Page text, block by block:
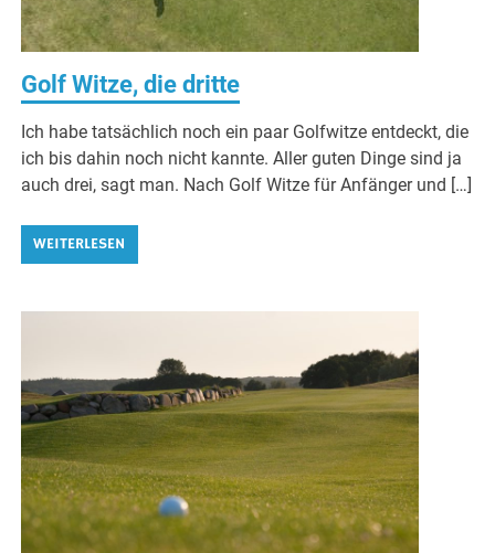
Golf Witze, die dritte
Ich habe tatsächlich noch ein paar Golfwitze entdeckt, die
ich bis dahin noch nicht kannte. Aller guten Dinge sind ja
auch drei, sagt man. Nach Golf Witze für Anfänger und […]
WEITERLESEN